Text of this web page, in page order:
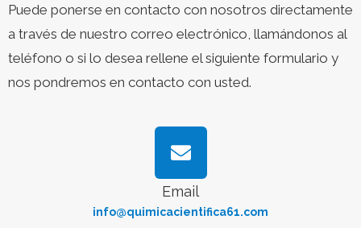
Puede ponerse en contacto con nosotros directamente
a través de nuestro correo electrónico, llamándonos al
teléfono o si lo desea rellene el siguiente formulario y
nos pondremos en contacto con usted.
Email
info@quimicacientifica61.com